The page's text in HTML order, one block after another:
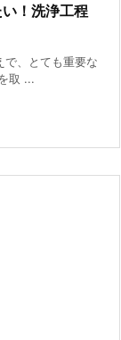
！洗浄工程
で、とても重要な
取 ...